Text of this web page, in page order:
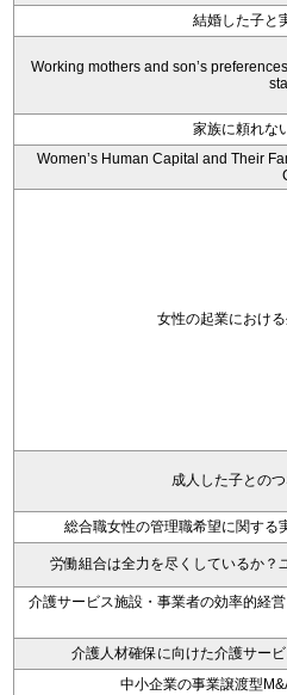
結婚した子と
Working mothers and son’s
家族に頼れな
Women’s Human Capital and Their
女性の起業におけ
成人した子との
総合職女性の管理職希望に関する
労働組合は全力を尽くしているか？
介護サービス施設・事業者の効率的経
介護人材確保に向けた介護サー
中小企業の事業譲渡型